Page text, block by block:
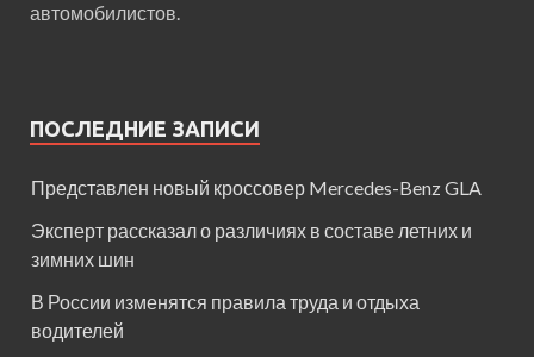
автомобилистов.
ПОСЛЕДНИЕ ЗАПИСИ
Представлен новый кроссовер Mercedes-Benz GLA
Эксперт рассказал о различиях в составе летних и
зимних шин
В России изменятся правила труда и отдыха
водителей